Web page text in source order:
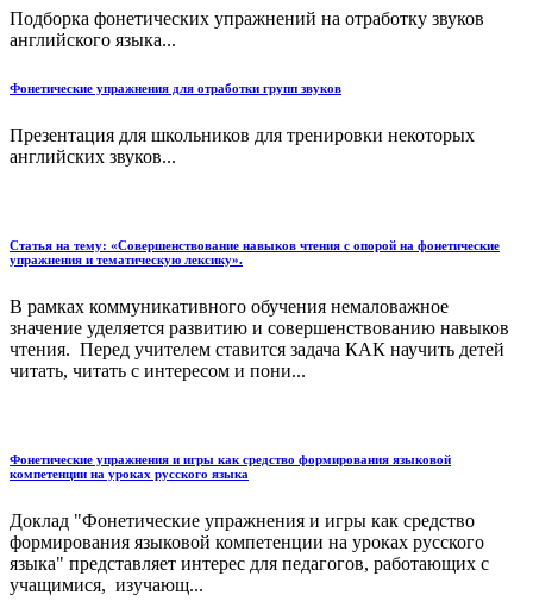
Подборка фонетических упражнений на отработку звуков
английского языка...
Фонетические упражнения для отработки групп звуков
Презентация для школьников для тренировки некоторых
английских звуков...
Статья на тему: «Совершенствование навыков чтения с опорой на фонетические
упражнения и тематическую лексику».
В рамках коммуникативного обучения немаловажное
значение уделяется развитию и совершенствованию навыков
чтения. Перед учителем ставится задача КАК научить детей
читать, читать с интересом и пони...
Фонетические упражнения и игры как средство формирования языковой
компетенции на уроках русского языка
Доклад "Фонетические упражнения и игры как средство
формирования языковой компетенции на уроках русского
языка" представляет интерес для педагогов, работающих с
учащимися, изучающ...